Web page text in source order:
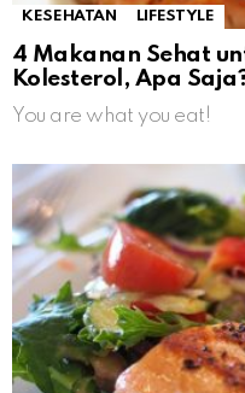
KESEHATAN LIFESTYLE
4 Makanan Sehat
Kolesterol, Apa
You are what you eat!